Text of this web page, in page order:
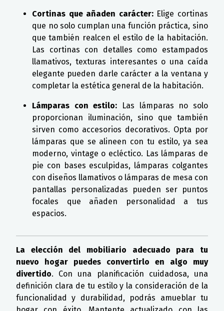
Cortinas que añaden carácter:Elige cortinas
que no solo cumplan una función práctica, sino
que también realcen el estilo de la habitación.
Las cortinas con detalles como estampados
llamativos, texturas interesantes o una caída
elegante pueden darle carácter a la ventana y
completar la estética general de la habitación.
Lámparas con estilo: Las lámparas no solo
proporcionan iluminación, sino que también
sirven como accesorios decorativos. Opta por
lámparas que se alineen con tu estilo, ya sea
moderno, vintage o ecléctico. Las lámparas de
pie con bases esculpidas, lámparas colgantes
con diseños llamativos o lámparas de mesa con
pantallas personalizadas pueden ser puntos
focales que añaden personalidad a tus
espacios.
La elección del mobiliario adecuado para tu
nuevo hogar puedes convertirlo en algo muy
divertido. Con una planificación cuidadosa, una
definición clara de tu estilo y la consideración de la
funcionalidad y durabilidad, podrás amueblar tu